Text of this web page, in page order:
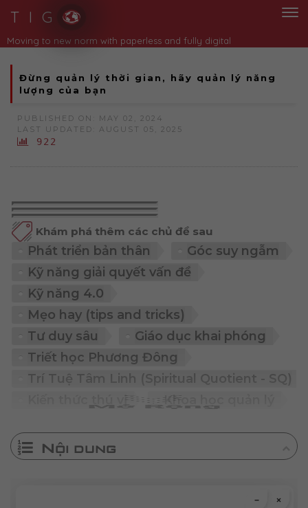
T I G
Moving to new norm with paperless and fully digital
Đừng quản lý thời gian, hãy quản lý năng
lượng của bạn
PUBLISHED ON: MAY 02, 2024
LAST UPDATED: AUGUST 05, 2025
922
Khám phá thêm các chủ đề sau
Phát triển bản thân
Góc suy ngẫm
Kỹ năng giải quyết vấn đề
Kỹ năng 4.0
Mẹo hay (tips and tricks)
Tư duy sâu
Giáo dục khai phóng
Triết học Phương Đông
Trí Tuệ Tâm Linh (Spiritual Quotient - SQ)
Kiến thức thú vị
Khoa học quản lý
Nội dung